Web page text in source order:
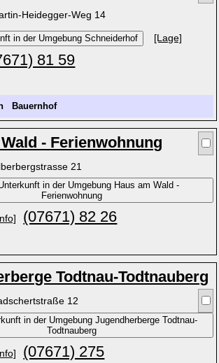
Heidegger-Weg 14
[Lage]
81 59
Bauernhof
- Ferienwohnung
21
(07671) 82 26
Todtnau-Todtnauberg
12
(07671) 275